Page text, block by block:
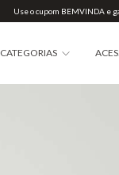
Use o cupom BEMVINDA e
CATEGORIAS